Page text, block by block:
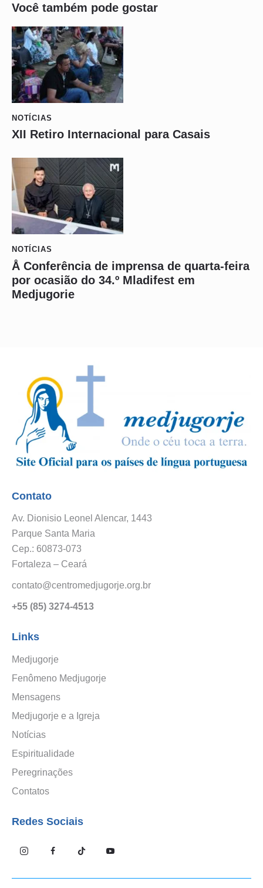
Você também pode gostar
NOTÍCIAS
XII Retiro Internacional para Casais
NOTÍCIAS
Å Conferência de imprensa de quarta-feira
por ocasião do 34.º Mladifest em
Medjugorie
Contato
Av. Dionisio Leonel Alencar, 1443
Parque Santa Maria
Cep.: 60873-073
Fortaleza – Ceará
contato@centromedjugorje.org.br
+55 (85) 3274-4513
Links
Medjugorje
Fenômeno Medjugorje
Mensagens
Medjugorje e a Igreja
Notícias
Espiritualidade
Peregrinações
Contatos
Redes Sociais